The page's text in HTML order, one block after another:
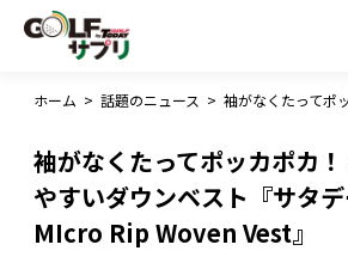
ホーム > 話題のニュース >
袖がなくたってポッカポカ
やすいダウンベスト『サタ
MIcro Rip Woven Vest』